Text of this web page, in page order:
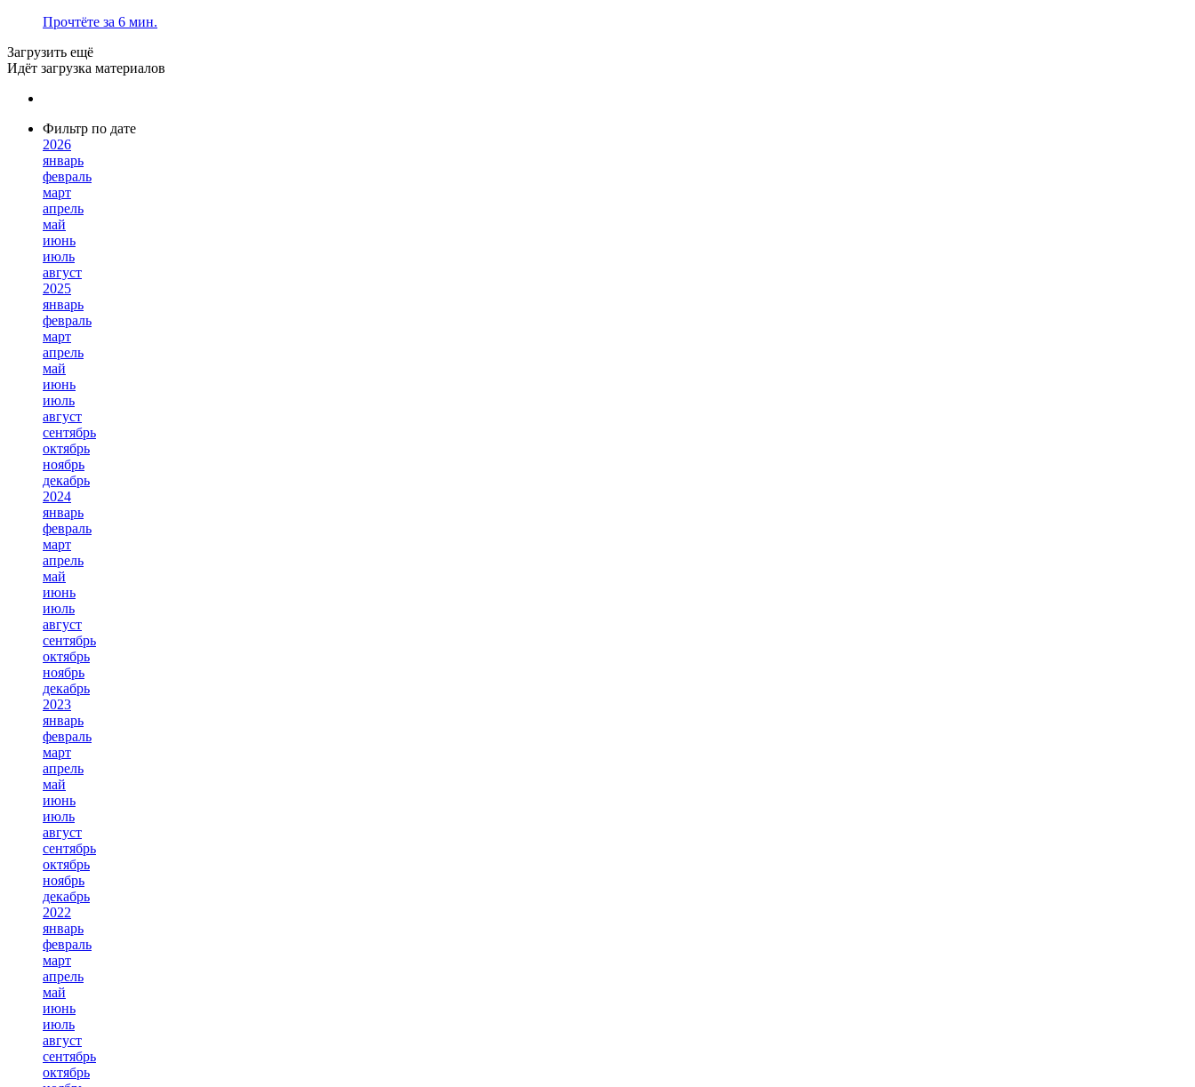
Прочтёте за 6 мин.
Загрузить ещё
Идёт загрузка материалов
Фильтр по дате
2026
январь
февраль
март
апрель
май
июнь
июль
август
2025
январь
февраль
март
апрель
май
июнь
июль
август
сентябрь
октябрь
ноябрь
декабрь
2024
январь
февраль
март
апрель
май
июнь
июль
август
сентябрь
октябрь
ноябрь
декабрь
2023
январь
февраль
март
апрель
май
июнь
июль
август
сентябрь
октябрь
ноябрь
декабрь
2022
январь
февраль
март
апрель
май
июнь
июль
август
сентябрь
октябрь